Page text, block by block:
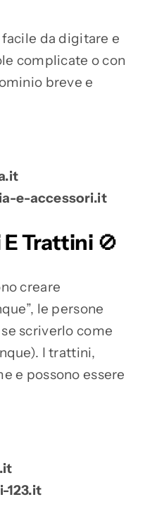
da digitare e
complicate o con
breve e
e-accessori.it
Trattini 🚫
creare
le persone
scriverlo come
I trattini,
e possono essere
123.it